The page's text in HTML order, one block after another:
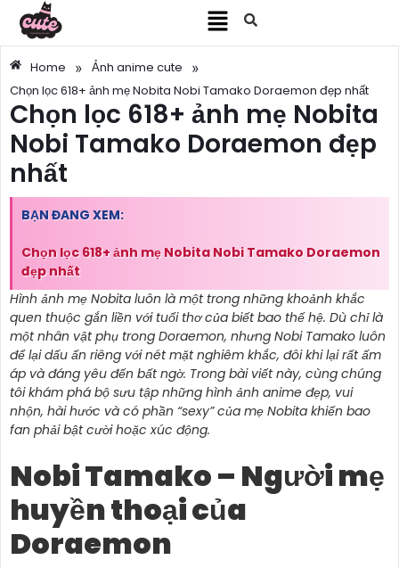
Home » Ảnh anime cute »
Chọn lọc 618+ ảnh mẹ Nobita Nobi Tamako Doraemon đẹp nhất
Chọn lọc 618+ ảnh mẹ Nobita
Nobi Tamako Doraemon đẹp
nhất
BẠN ĐANG XEM:
Chọn lọc 618+ ảnh mẹ Nobita Nobi Tamako Doraemon
đẹp nhất
Hình ảnh mẹ Nobita luôn là một trong những khoảnh khắc
quen thuộc gắn liền với tuổi thơ của biết bao thế hệ. Dù chỉ là
một nhân vật phụ trong Doraemon, nhưng Nobi Tamako luôn
để lại dấu ấn riêng với nét mặt nghiêm khắc, đôi khi lại rất ấm
áp và đáng yêu đến bất ngờ. Trong bài viết này, cùng chúng
tôi khám phá bộ sưu tập những hình ảnh anime đẹp, vui
nhộn, hài hước và có phần “sexy” của mẹ Nobita khiến bao
fan phải bật cười hoặc xúc động.
Nobi Tamako – Người mẹ
huyền thoại của
Doraemon